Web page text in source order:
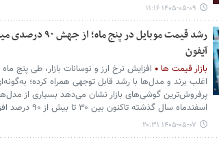
۱۴۰۵-۰۵-۰۹ ۱۱:۱۶
رشد قیمت موبایل در
آیفون
بازار قیمت ها
افزایش نرخ ارز و نوسانات بازار، طی پنج
اغلب برند و مدل‌ها با رشد قابل توجهی همراه کرده؛
پرفروش‌ترین گوشی‌های بازار نشان می‌دهد بسیاری از
اسفندماه سال گذشته تاکنون بین ۳۰ تا بیش از ۹۰ درصد افزایش قیمت را تجربه کرده‌اند.
۱۴۰۵-۰۵-۰۷ ۲۰:۳۱